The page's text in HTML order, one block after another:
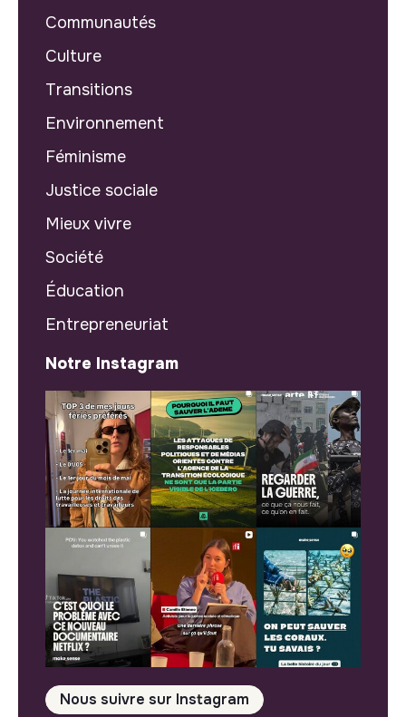
Communautés
Culture
Transitions
Environnement
Féminisme
Justice sociale
Mieux vivre
Société
Éducation
Entrepreneuriat
Notre Instagram
Nous suivre sur Instagram